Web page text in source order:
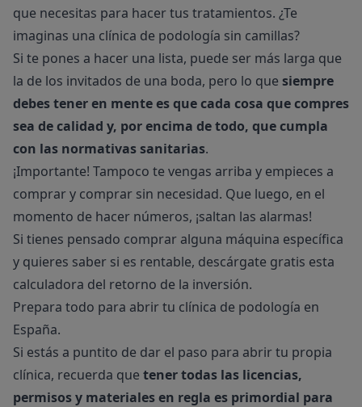
que necesitas para hacer tus tratamientos. ¿Te
imaginas una clínica de podología sin camillas?
Si te pones a hacer una lista, puede ser más larga que
la de los invitados de una boda, pero lo que siempre
debes tener en mente es que cada cosa que compres
sea de calidad y, por encima de todo, que cumpla
con las normativas sanitarias.
¡Importante! Tampoco te vengas arriba y empieces a
comprar y comprar sin necesidad. Que luego, en el
momento de hacer números, ¡saltan las alarmas!
Si tienes pensado comprar alguna máquina específica
y quieres saber si es rentable, descárgate gratis esta
calculadora del retorno de la inversión.
Prepara todo para abrir tu clínica de podología en
España.
Si estás a puntito de dar el paso para abrir tu propia
clínica, recuerda que tener todas las licencias,
permisos y materiales en regla es primordial para